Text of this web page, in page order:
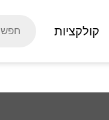
קולקציות